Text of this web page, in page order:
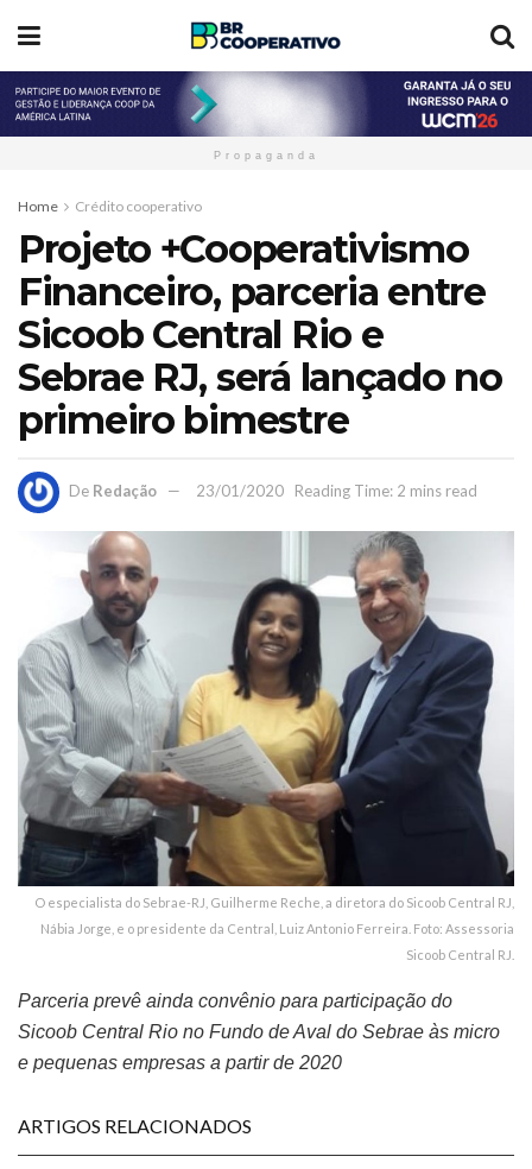
Propaganda
Home Crédito cooperativo
Projeto +Cooperativismo
Financeiro, parceria entre
Sicoob Central Rio e
Sebrae RJ, será lançado no
primeiro bimestre
De Redação 23/01/2020 Reading Time: 2 mins read
O especialista do Sebrae-RJ, Guilherme Reche, a diretora do Sicoob Central RJ,
Nábia Jorge, e o presidente da Central, Luiz Antonio Ferreira. Foto: Assessoria
Sicoob Central RJ.
Parceria prevê ainda convênio para participação do
Sicoob Central Rio no Fundo de Aval do Sebrae às micro
e pequenas empresas a partir de 2020
ARTIGOS RELACIONADOS